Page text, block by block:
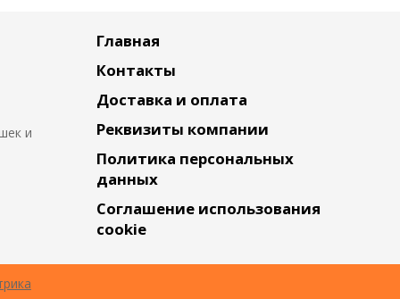
и
Главная
Контакты
Доставка и оплата
Реквизиты компании
Политика персональных
данных
Соглашение использования
cookie